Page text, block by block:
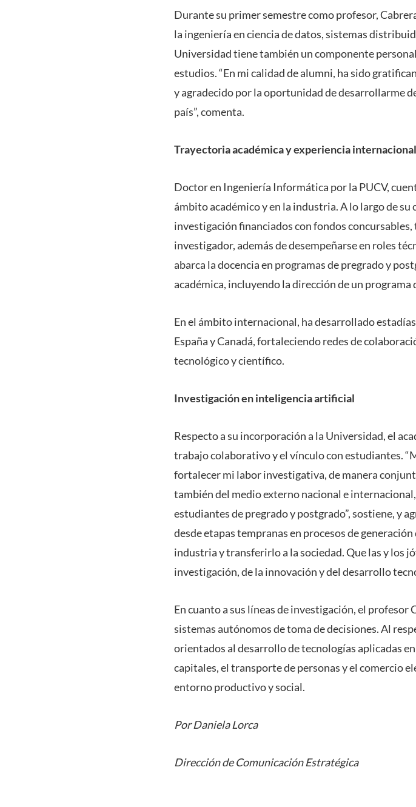
Durante su primer semestre como profesor,
la ingeniería en ciencia de datos, sistemas
Universidad tiene también un componente
estudios. “En mi calidad de alumni, ha sido
y agradecido por la oportunidad de desarrollarme
país”, comenta.
Trayectoria académica y experiencia internacional
Doctor en Ingeniería Informática por la PUCV,
ámbito académico y en la industria. A lo largo de
investigación financiados con fondos
investigador, además de desempeñarse en roles
abarca la docencia en programas de pregrado y
académica, incluyendo la dirección de un programa
En el ámbito internacional, ha desarrollado
España y Canadá, fortaleciendo redes de
tecnológico y científico.
Investigación en inteligencia artificial
Respecto a su incorporación a la Universidad, el
trabajo colaborativo y el vínculo con estudiantes.
fortalecer mi labor investigativa, de manera
también del medio externo nacional e
estudiantes de pregrado y postgrado”, sostiene, y
desde etapas tempranas en procesos de
industria y transferirlo a la sociedad. Que las y los
investigación, de la innovación y del desarrollo
En cuanto a sus líneas de investigación, el
sistemas autónomos de toma de decisiones. Al
orientados al desarrollo de tecnologías aplicadas
capitales, el transporte de personas y el comercio
entorno productivo y social.
Por Daniela Lorca
Dirección de Comunicación Estratégica